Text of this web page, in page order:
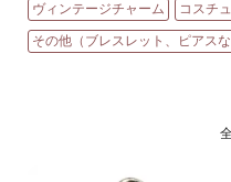
ヴィンテージチャーム コスチ
その他（ブレスレット、ピアスな